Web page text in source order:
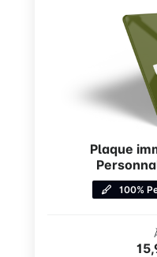
Plaque
100%